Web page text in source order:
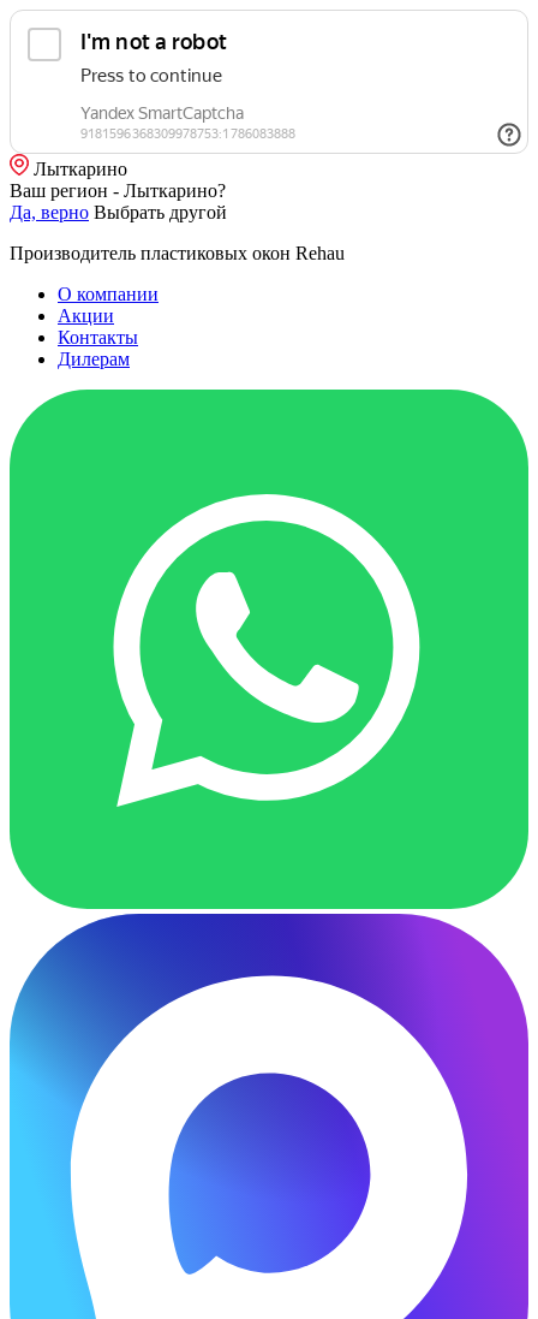
Лыткарино
Ваш регион - Лыткарино?
Да, верно Выбрать другой
Производитель пластиковых окон Rehau
О компании
Акции
Контакты
Дилерам